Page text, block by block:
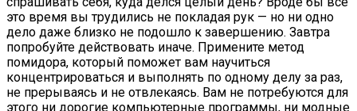
это время вы трудились не покладая рук — но ни одно
дело даже близко не подошло к завершению. Завтра
попробуйте действовать иначе. Примените метод
помидора, который поможет вам научиться
концентрироваться и выполнять по одному делу за раз,
не прерываясь и не отвлекаясь. Вам не потребуются для
этого ни дорогие компьютерные программы, ни модные